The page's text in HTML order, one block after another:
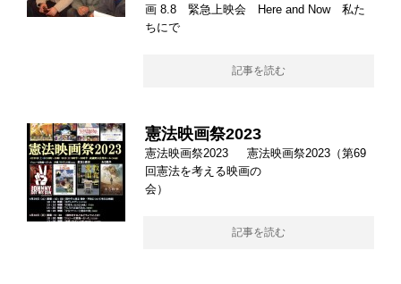
画 8.8 緊急上映会 Here and Now 私た
ちにで
記事を読む
憲法映画祭2023
憲法映画祭2023 憲法映画祭2023（第69
回憲法を考える映画の
会）
記事を読む